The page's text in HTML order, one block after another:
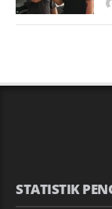
STATISTIK